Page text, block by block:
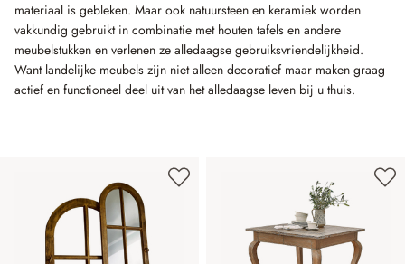
materiaal is gebleken. Maar ook natuursteen en keramiek worden
vakkundig gebruikt in combinatie met houten tafels en andere
meubelstukken en verlenen ze alledaagse gebruiksvriendelijkheid.
Want landelijke meubels zijn niet alleen decoratief maar maken graag
actief en functioneel deel uit van het alledaagse leven bij u thuis.